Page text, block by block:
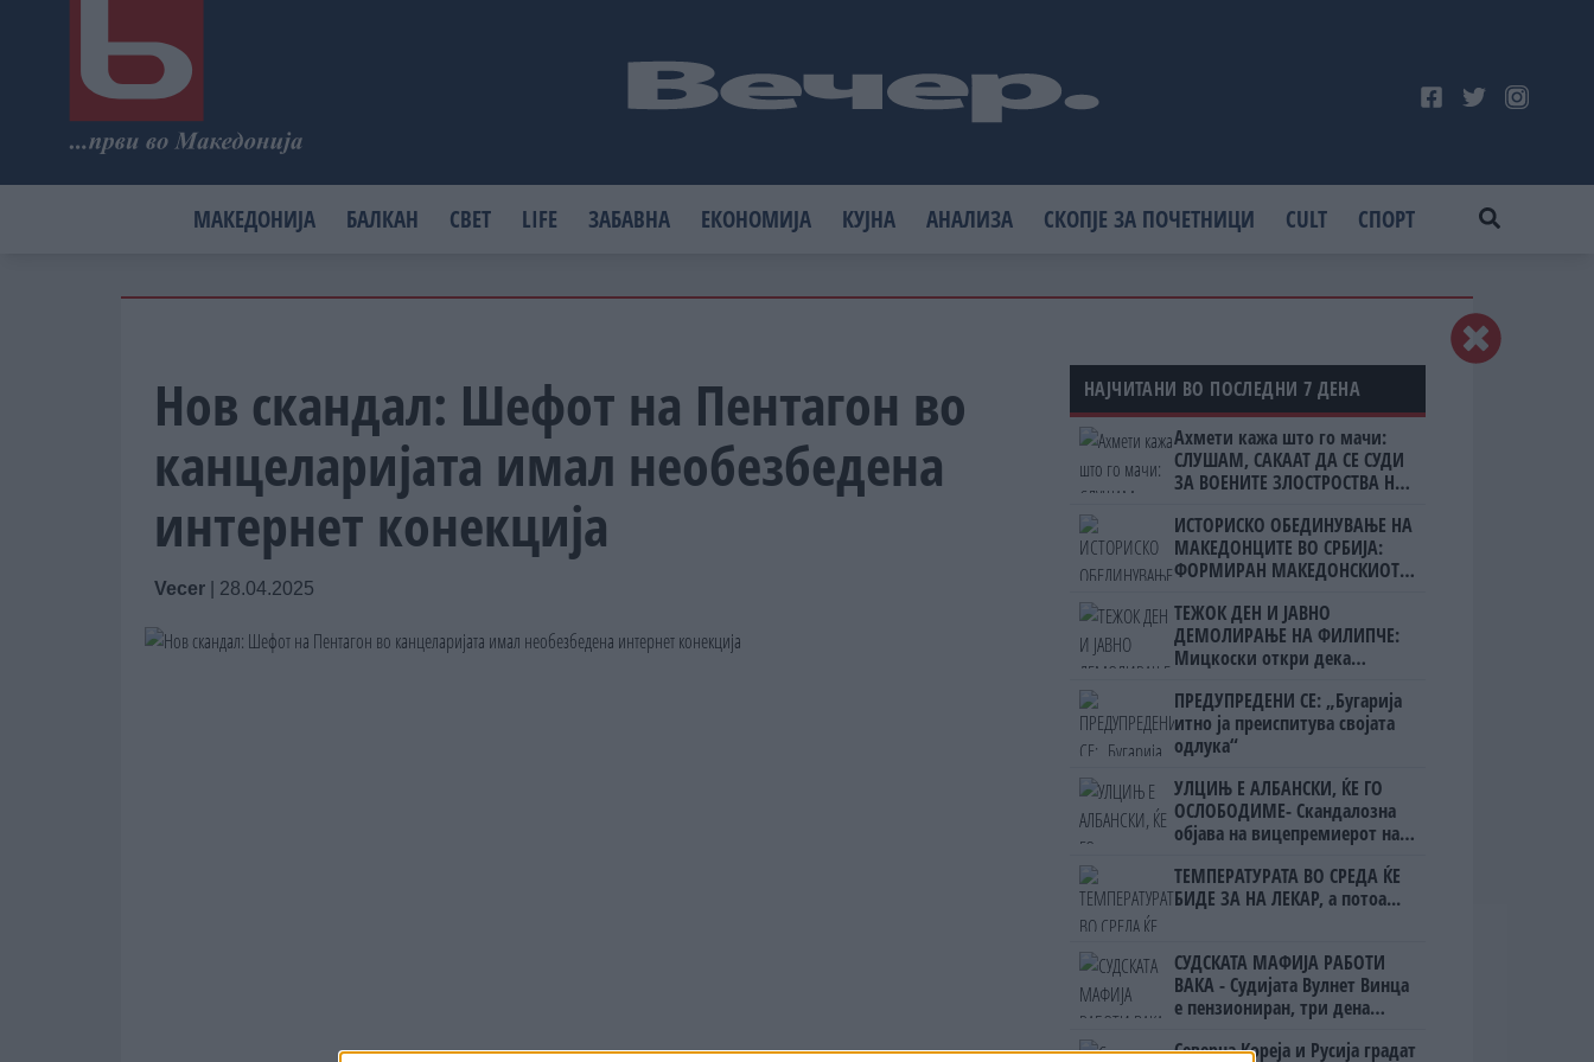
МАКЕДОНИЈА БАЛКАН СВЕТ LIFE ЗАБАВНА ЕКОНОМИЈА КУЈНА АНАЛИЗА СКОПЈЕ ЗА ПОЧЕТНИЦИ CULT СПОРТ
Нов скандал: Шефот на Пентагон во
канцеларијата имал необезбедена
интернет конекција
Vecer 28.04.2025
НАЈЧИТАНИ ВО ПОСЛЕДНИ 7 ДЕНА
Ахмети кажа што го мачи:
СЛУШАМ, САКААТ ДА СЕ СУДИ
ЗА ВОЕНИТЕ ЗЛОСТРОСТВА НА
ИСТОРИСКО ОБЕДИНУВАЊЕ НА
МАКЕДОНЦИТЕ ВО СРБИЈА:
ФОРМИРАН МАКЕДОНСКИОТ
ТЕЖОК ДЕН И ЈАВНО
ДЕМОЛИРАЊЕ НА ФИЛИПЧЕ:
Мицкоски откри дека
ништо, освен за кеш
ПРЕДУПРЕДЕНИ СЕ: „Бугарија
итно ја преиспитува својата
одлука“
УЛЦИЊ Е АЛБАНСКИ, ЌЕ ГО
ОСЛОБОДИМЕ- Скандалозна
објава на вицепремиерот на
ТЕМПЕРАТУРАТА ВО СРЕДА ЌЕ
БИДЕ ЗА НА ЛЕКАР, а потоа...
СУДСКАТА МАФИЈА РАБОТИ
ВАКА - Судијата Вулнет Винца
е пензиониран, три дена
на бизнисменот Марковски
Северна Кореја и Русија градат